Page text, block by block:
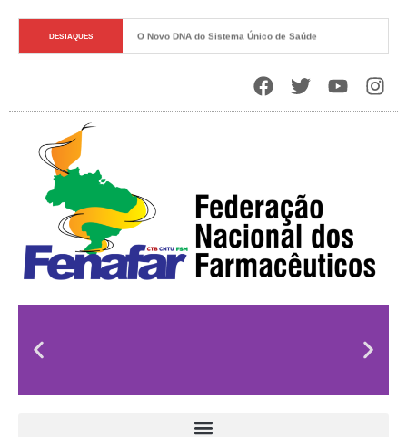
DESTAQUES Soberania Sanitária e o Papel Estratégico do Estado